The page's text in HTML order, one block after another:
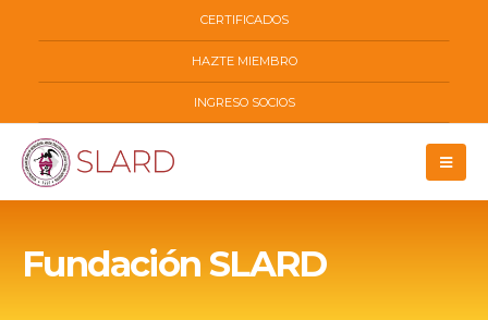
CERTIFICADOS
HAZTE MIEMBRO
INGRESO SOCIOS
Fundación SLARD